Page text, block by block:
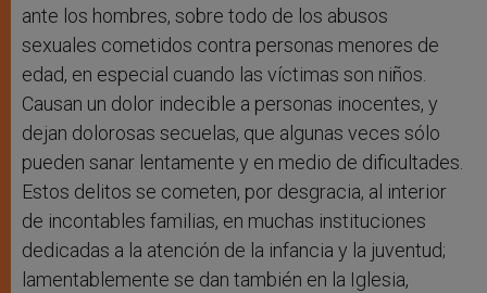
ante los hombres, sobre todo de los abusos
sexuales cometidos contra personas menores de
edad, en especial cuando las víctimas son niños.
Causan un dolor indecible a personas inocentes, y
dejan dolorosas secuelas, que algunas veces sólo
pueden sanar lentamente y en medio de dificultades.
Estos delitos se cometen, por desgracia, al interior
de incontables familias, en muchas instituciones
dedicadas a la atención de la infancia y la juventud;
lamentablemente se dan también en la Iglesia,